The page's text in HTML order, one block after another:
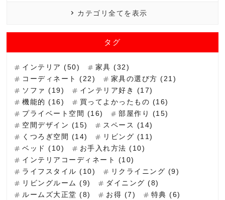
カテゴリ全てを表示
タグ
インテリア (50)
家具 (32)
コーディネート (22)
家具の選び方 (21)
ソファ (19)
インテリア好き (17)
機能的 (16)
買ってよかったもの (16)
プライベート空間 (16)
部屋作り (15)
空間デザイン (15)
スペース (14)
くつろぎ空間 (14)
リビング (11)
ベッド (10)
お手入れ方法 (10)
インテリアコーディネート (10)
ライフスタイル (10)
リクライニング (9)
リビングルーム (9)
ダイニング (8)
ルームズ大正堂 (8)
お得 (7)
特典 (6)